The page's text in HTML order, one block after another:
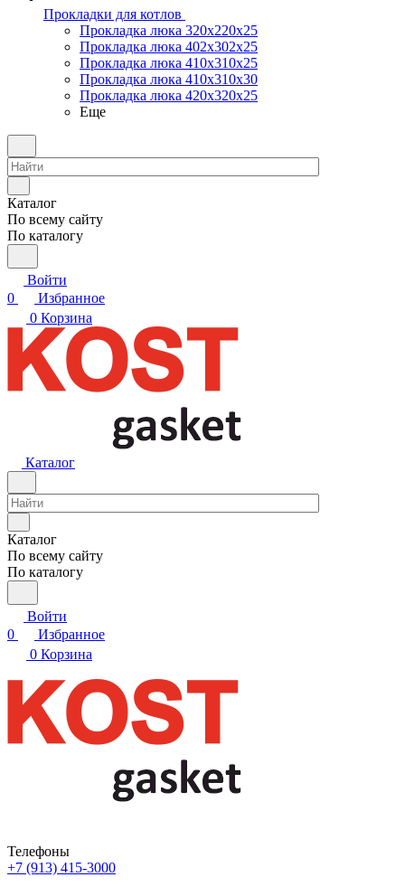
Прокладки для котлов
Прокладка люка 320x220x25
Прокладка люка 402x302x25
Прокладка люка 410x310x25
Прокладка люка 410х310х30
Прокладка люка 420x320x25
Еще
Каталог
По всему сайту
По каталогу
Войти
0
Избранное
0 Корзина
Каталог
Каталог
По всему сайту
По каталогу
Войти
0
Избранное
0 Корзина
Телефоны
+7 (913) 415-3000